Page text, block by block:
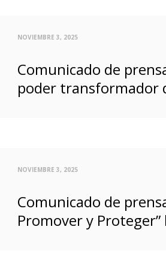
NOVIEMBRE 3, 2025
Comunicado de
poder transformador
NOVIEMBRE 3, 2025
Comunicado de
Promover y